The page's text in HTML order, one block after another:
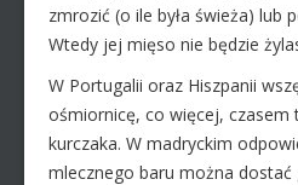
zmrozić (o ile była świeża) lub
Wtedy jej mięso nie będzie
W Portugalii oraz Hiszpanii
ośmiornicę, co więcej, czasem
kurczaka. W madryckim
mlecznego baru można dostać